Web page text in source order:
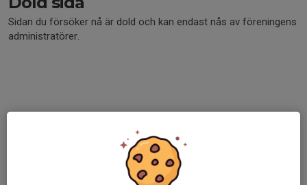
Sidan du försöker nå är dold och kan endast nås av föreningens
administratörer.